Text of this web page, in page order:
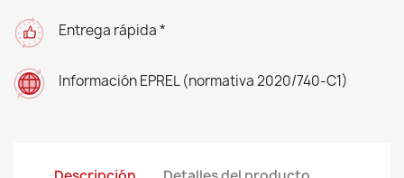
Entrega rápida *
Información EPREL (normativa 2020/740-C1)